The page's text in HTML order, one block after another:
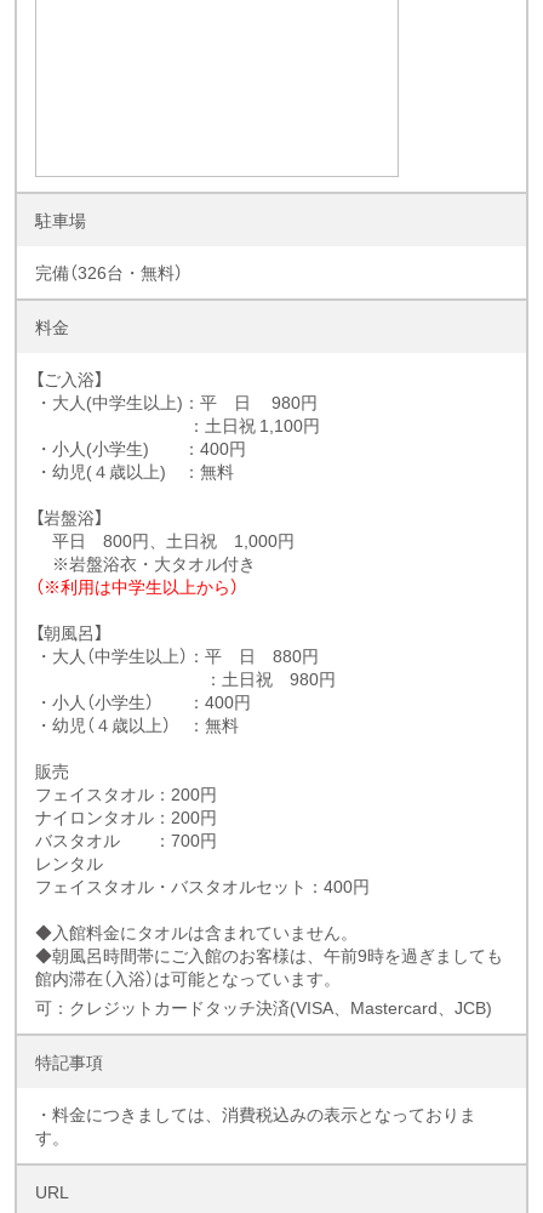
駐車場
完備（326台・無料）
料金
【ご入浴】
・大人(中学生以上)：平 日 980円
：土日祝 1,100円
・小人(小学生) ：400円
・幼児(４歳以上) ：無料
【岩盤浴】
平日 800円、土日祝 1,000円
※岩盤浴衣・大タオル付き
（※利用は中学生以上から）
【朝風呂】
・大人（中学生以上）：平 日 880円
：土日祝 980円
・小人（小学生） ：400円
・幼児（４歳以上） ：無料
販売
フェイスタオル：200円
ナイロンタオル：200円
バスタオル ：700円
レンタル
フェイスタオル・バスタオルセット：400円
◆入館料金にタオルは含まれていません。
◆朝風呂時間帯にご入館のお客様は、午前9時を過ぎましても
館内滞在（入浴）は可能となっています。
可：クレジットカードタッチ決済(VISA、Mastercard、JCB)
特記事項
・料金につきましては、消費税込みの表示となっておりま
す。
URL